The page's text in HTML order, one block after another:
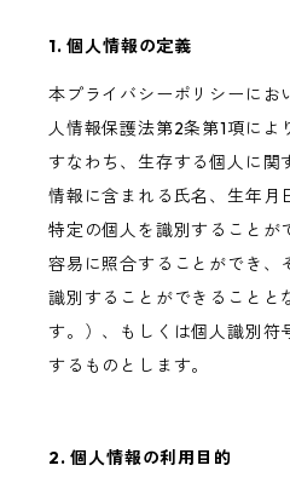
1. 個人情報の定義
本プライバシーポリシーにお
人情報保護法第2条第1項によ
すなわち、生存する個人に関
情報に含まれる氏名、生年月
特定の個人を識別することが
容易に照合することができ、
識別することができることと
す。）、もしくは個人識別符
するものとします。
2. 個人情報の利用目的